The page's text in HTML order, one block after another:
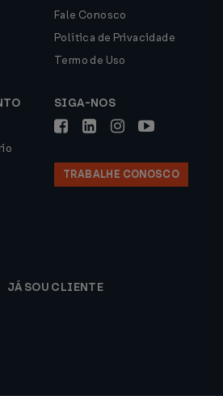
Fale Conosco
Política de Privacidade
Termo de Uso
SIGA-NOS
TRABALHE CONOSCO
JÁ SOU CLIENTE